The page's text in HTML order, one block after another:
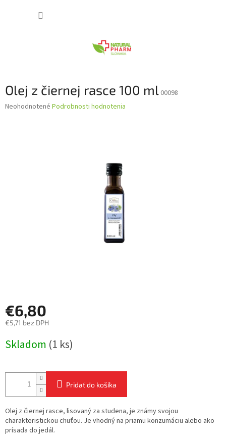
Olej z čiernej rasce 100 ml 00098
Priemerné
Neohodnotené Podrobnosti hodnotenia
€6,80
€5,71 bez DPH
cena:
Skladom (1 ks)
Pridať do košíka
Olej z čiernej rasce, lisovaný za studena, je známy svojou
charakteristickou chuťou. Je vhodný na priamu konzumáciu alebo ako
prísada do jedál.